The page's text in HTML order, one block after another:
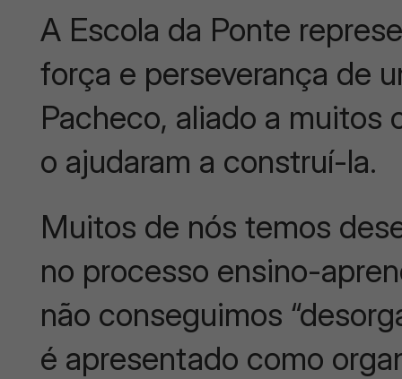
A Escola da Ponte
força e perseverança de
Pacheco, aliado a muitos
o ajudaram a construí-la.
Muitos de nós temos
no processo ensino-
não conseguimos
é apresentado como